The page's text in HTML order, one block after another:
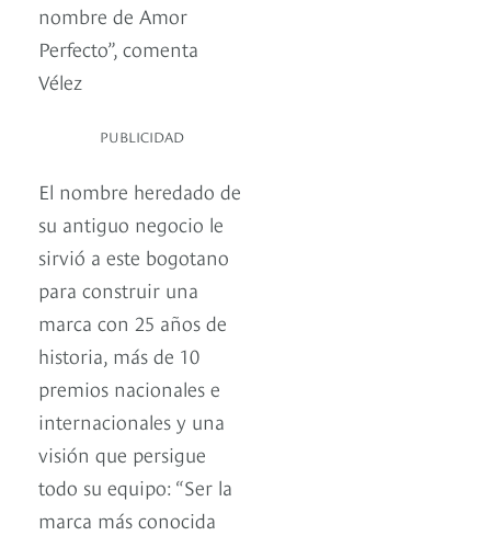
nombre de Amor
Perfecto”, comenta
Vélez
PUBLICIDAD
El nombre heredado de
su antiguo negocio le
sirvió a este bogotano
para construir una
marca con 25 años de
historia, más de 10
premios nacionales e
internacionales y una
visión que persigue
todo su equipo: “Ser la
marca más conocida